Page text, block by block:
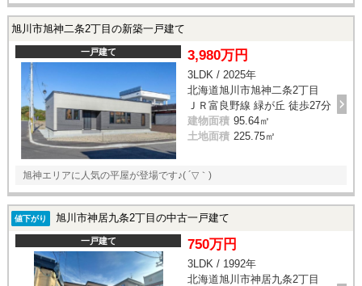
旭川市旭神二条2丁目の新築一戸建て
一戸建て 3,980万円
3LDK / 2025年
北海道旭川市旭神二条2丁目
ＪＲ富良野線 緑が丘 徒歩27分
建物面積 95.64㎡
土地面積 225.75㎡
旭神エリアに人気の平屋が登場です♪( ´▽｀)
値下がり 旭川市神居九条2丁目の中古一戸建て
一戸建て 750万円
3LDK / 1992年
北海道旭川市神居九条2丁目